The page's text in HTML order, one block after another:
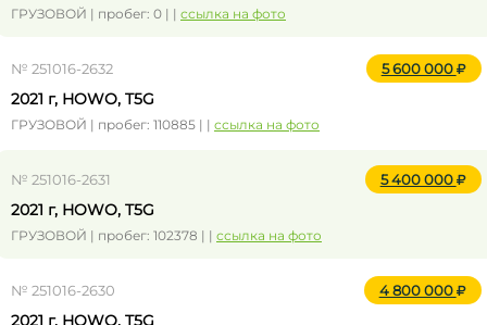
ГРУЗОВОЙ | пробег: 0 | | ссылка на фото
№ 251016-2632 5 600 000
2021 г, HOWO, T5G
ГРУЗОВОЙ | пробег: 110885 | | ссылка на фото
№ 251016-2631 5 400 000
2021 г, HOWO, T5G
ГРУЗОВОЙ | пробег: 102378 | | ссылка на фото
№ 251016-2630 4 800 000
2021 г, HOWO, T5G